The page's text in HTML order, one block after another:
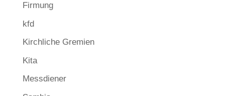
Firmung
kfd
Kirchliche Gremien
Kita
Messdiener